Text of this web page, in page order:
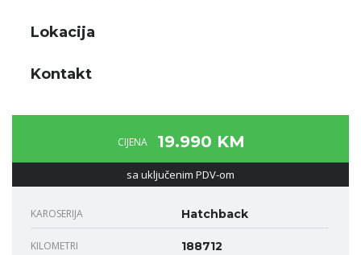
Lokacija
Kontakt
CIJENA 19.990 KM
sa uključenim PDV-om
KAROSERIJA Hatchback
KILOMETRI 188712